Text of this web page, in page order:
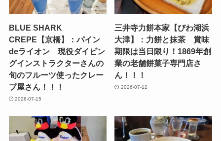
BLUE SHARK
CREPE【京橋】：パイン
deライオン 現役ダイビン
グインストラクターさんの
旬のフルーツ使ったクレー
プ屋さん！！！
2026-07-15
三井寺力餅本家【びわ湖浜
大津】：力餅と抹茶 賞味
期限は当日限り！1869年創
業の老舗餅菓子専門店さ
ん！！！
2026-07-12